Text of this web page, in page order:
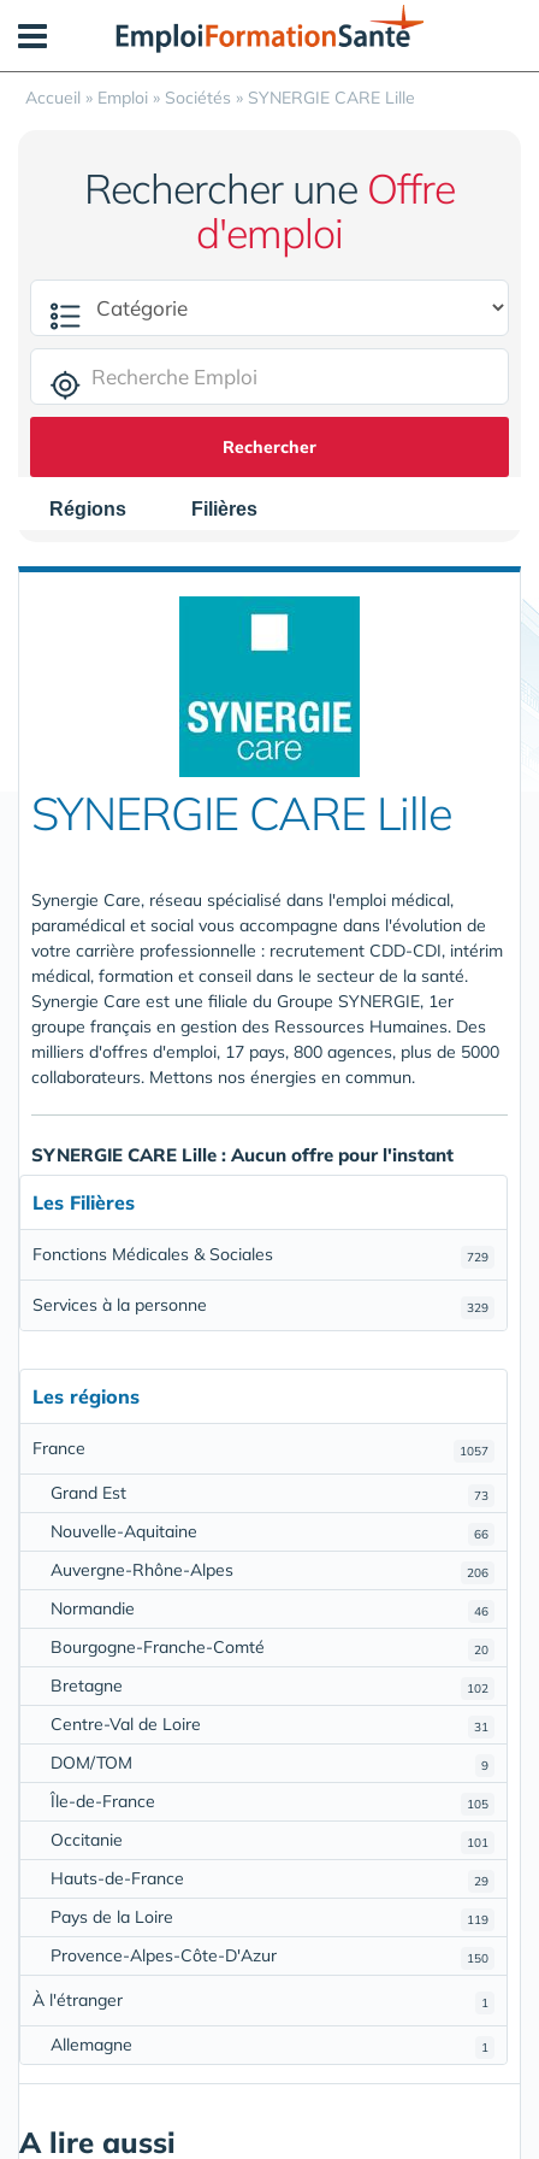
Accueil » Emploi » Sociétés » SYNERGIE CARE Lille
Rechercher une Offre
d'emploi
Rechercher
Régions Filières
SYNERGIE CARE Lille
Synergie Care, réseau spécialisé dans l'emploi médical,
paramédical et social vous accompagne dans l'évolution de
votre carrière professionnelle : recrutement CDD-CDI, intérim
médical, formation et conseil dans le secteur de la santé.
Synergie Care est une filiale du Groupe SYNERGIE, 1er
groupe français en gestion des Ressources Humaines. Des
milliers d'offres d'emploi, 17 pays, 800 agences, plus de 5000
collaborateurs. Mettons nos énergies en commun.
SYNERGIE CARE Lille : Aucun offre pour l'instant
Les Filières
729
Fonctions Médicales & Sociales
329
Services à la personne
Les régions
1057
France
73
Grand Est
66
Nouvelle-Aquitaine
206
Auvergne-Rhône-Alpes
46
Normandie
20
Bourgogne-Franche-Comté
102
Bretagne
31
Centre-Val de Loire
9
DOM/TOM
105
Île-de-France
101
Occitanie
29
Hauts-de-France
119
Pays de la Loire
150
Provence-Alpes-Côte-D'Azur
1
À l'étranger
1
Allemagne
A lire aussi